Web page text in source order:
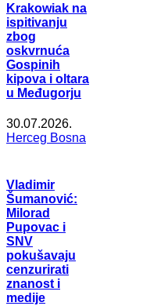
Krakowiak na
ispitivanju
zbog
oskvrnuća
Gospinih
kipova i oltara
u Međugorju
30.07.2026.
Herceg Bosna
Vladimir
Šumanović:
Milorad
Pupovac i
SNV
pokušavaju
cenzurirati
znanost i
medije